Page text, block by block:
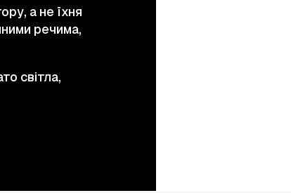
а не їхня
речима,
світла,